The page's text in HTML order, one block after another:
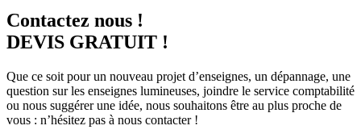
Contactez nous !
DEVIS GRATUIT !
Que ce soit pour un nouveau projet d’enseignes, un dépannage, une
question sur les enseignes lumineuses, joindre le service comptabilité
ou nous suggérer une idée, nous souhaitons être au plus proche de
vous : n’hésitez pas à nous contacter !